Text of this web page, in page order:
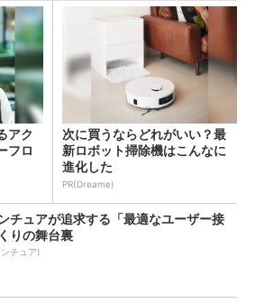
アク
フロ
次に買うならどれがいい？最
新ロボット掃除機はこんなに
進化した
PR(Dreame)
チュアが追求する「最適なユーザー接
りの舞台裏
チュア)